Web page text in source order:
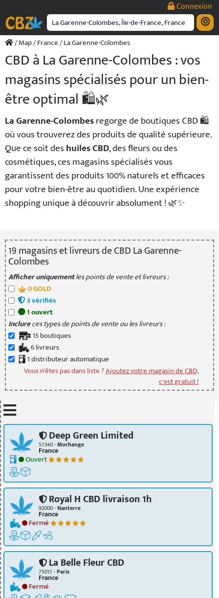
contenu
Connexion
/Map/France/ La Garenne-Colombes
CBD à La Garenne-Colombes : vos
magasins spécialisés pour un bien-
être optimal 🛍️🌿
La Garenne-Colombesregorge de boutiques CBD 🛍️
où vous trouverez des produits de qualité supérieure.
Que ce soit deshuiles CBD, des fleurs ou des
cosmétiques, ces magasins spécialisés vous
garantissent des produits 100% naturels et efficaces
pour votre bien-être au quotidien. Une expérience
shopping unique à découvrir absolument ! 🌿✨
19magasinset livreursde CBD La Garenne-
Colombes
Afficher uniquementles points de vente et livreurs :
0GOLD
3vérifiés
1ouvert
Inclureces types de points de vente ou les livreurs :
15boutiques
6livreurs
1distributeurautomatique
Vous n'êtes pas dans liste ?Ajoutez votre magasin de CBD,
c'est gratuit !
Deep Green Limited
57340 -Morhange
France
Ouvert
Royal H CBD livraison 1h
92000 -Nanterre
France
Fermé
La Belle Fleur CBD
75017 -Paris
France
Fermé